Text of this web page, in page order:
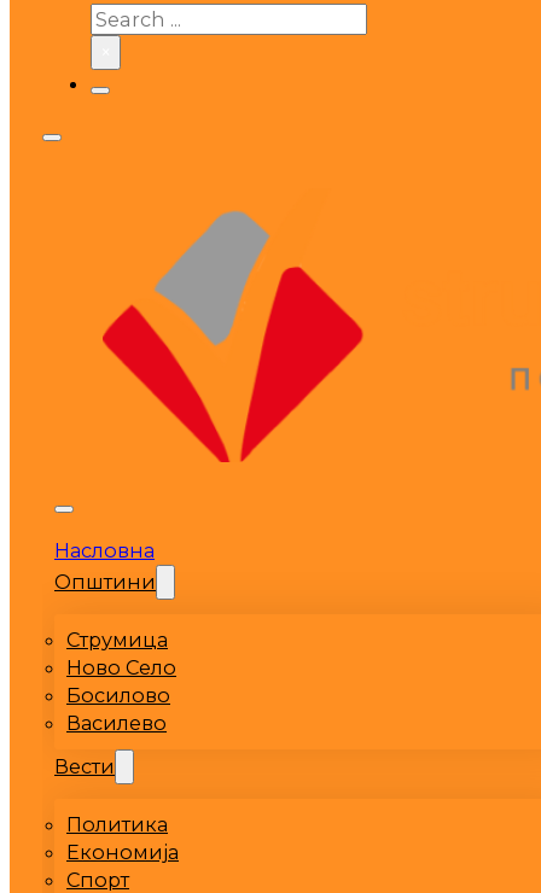
Search
Насловна
Општини
Струмица
Ново Село
Босилово
Василево
Вести
Политика
Економија
Спорт